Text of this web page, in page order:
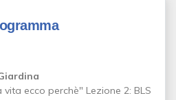
ecco perchè" Lezione 2: BLS